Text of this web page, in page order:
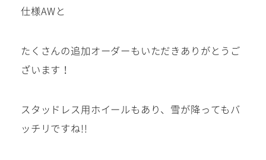
仕様AWと
たくさんの追加オーダーもいただきありがとうご
ざいます！
スタッドレス用ホイールもあり、雪が降ってもバ
ッチリですね!!